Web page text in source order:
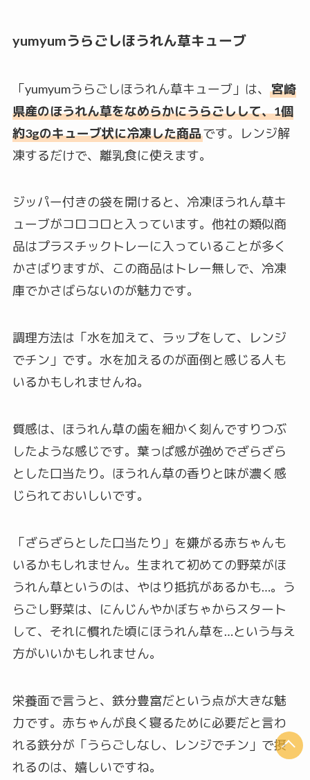
yumyumうらごしほうれん草キューブ
「yumyumうらごしほうれん草キューブ」は、 宮崎
県産のほうれん草をなめらかにうらごしして、1個
約3gのキューブ状に冷凍した商品です。レンジ解
凍するだけで、離乳食に使えます。
ジッパー付きの袋を開けると、冷凍ほうれん草キ
ューブがコロコロと入っています。他社の類似商
品はプラスチックトレーに入っていることが多く
かさばりますが、この商品はトレー無しで、冷凍
庫でかさばらないのが魅力です。
調理方法は「水を加えて、ラップをして、レンジ
でチン」です。水を加えるのが面倒と感じる人も
いるかもしれませんね。
質感は、ほうれん草の歯を細かく刻んですりつぶ
したような感じです。葉っぱ感が強めでざらざら
とした口当たり。ほうれん草の香りと味が濃く感
じられておいしいです。
「ざらざらとした口当たり」を嫌がる赤ちゃんも
いるかもしれません。生まれて初めての野菜がほ
うれん草というのは、やはり抵抗があるかも…。う
らごし野菜は、にんじんやかぼちゃからスタート
して、それに慣れた頃にほうれん草を…という与え
方がいいかもしれません。
栄養面で言うと、鉄分豊富だという点が大きな魅
力です。赤ちゃんが良く寝るために必要だと言わ
れる鉄分が「うらごしなし、レンジでチン」で摂
れるのは、嬉しいですね。